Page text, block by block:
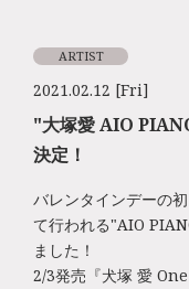
2021.02.12 [Fri]
ARTIST
"大塚愛 AIO
決定！
バレンタインデーの
て行われる"AIO
ました！
2/3発売『犬塚 愛